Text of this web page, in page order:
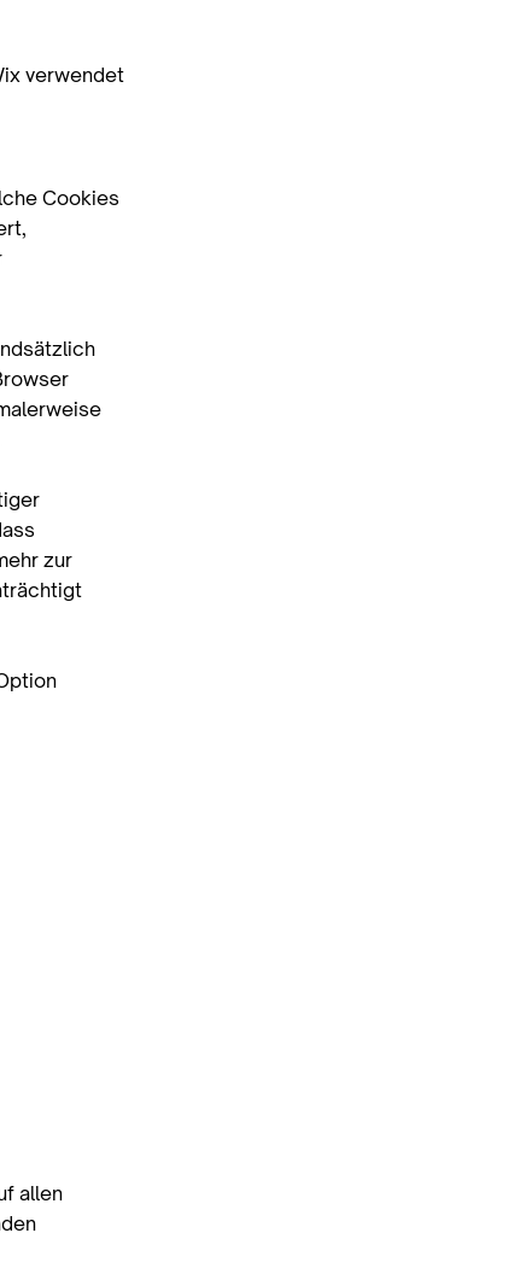
verwendet
Cookies
zur
allen